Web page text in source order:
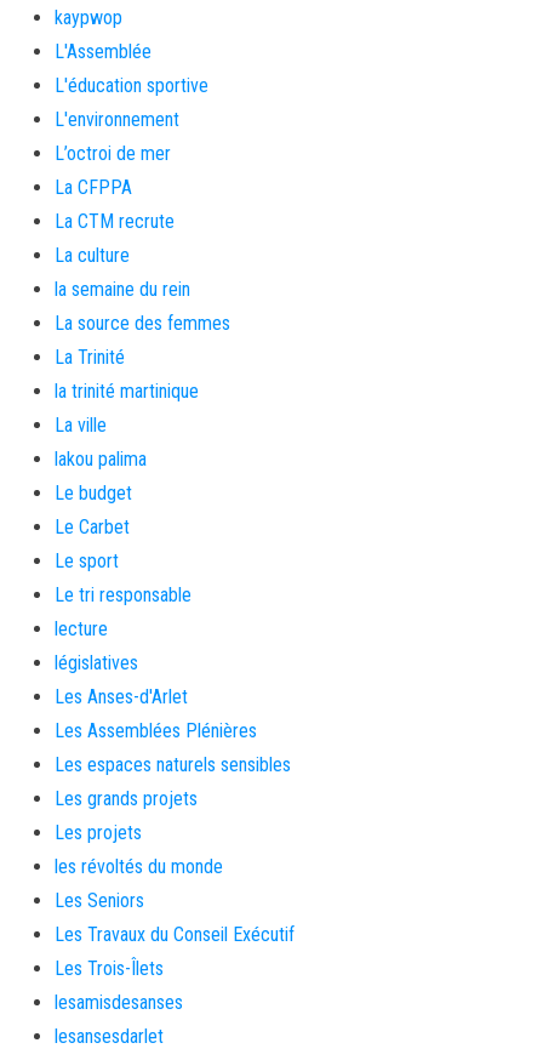
kaypwop
L'Assemblée
L'éducation sportive
L'environnement
L’octroi de mer
La CFPPA
La CTM recrute
La culture
la semaine du rein
La source des femmes
La Trinité
la trinité martinique
La ville
lakou palima
Le budget
Le Carbet
Le sport
Le tri responsable
lecture
législatives
Les Anses-d'Arlet
Les Assemblées Plénières
Les espaces naturels sensibles
Les grands projets
Les projets
les révoltés du monde
Les Seniors
Les Travaux du Conseil Exécutif
Les Trois-Îlets
lesamisdesanses
lesansesdarlet